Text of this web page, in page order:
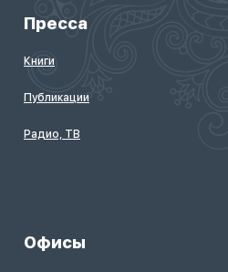
Пресса
Книги
Публикации
Радио, ТВ
Офисы